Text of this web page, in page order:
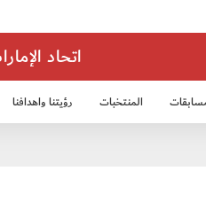
اتحاد
المنتخبات رؤيتنا واهدافنا